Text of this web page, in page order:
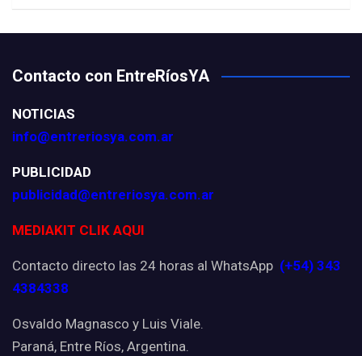
Contacto con EntreRíosYA
NOTICIAS
info@entreriosya.com.ar
PUBLICIDAD
publicidad@entreriosya.com.ar
MEDIAKIT CLIK AQUI
Contacto directo las 24 horas al WhatsApp (+54) 343
4384338
Osvaldo Magnasco y Luis Viale.
Paraná, Entre Ríos, Argentina.